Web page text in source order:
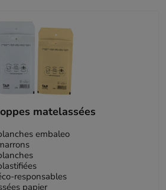
matelassées
embaleo
responsables
papier